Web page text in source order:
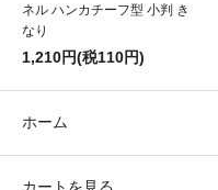
ネル ハンカチーフ型 小判 き
なり
1,210円(税110円)
ホーム
カートを見る